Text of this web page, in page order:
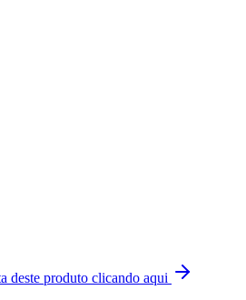
deste produto clicando aqui